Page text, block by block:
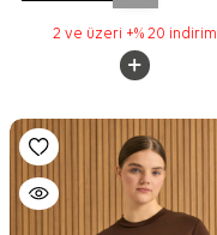
2 ve üzeri +% 20 indirim